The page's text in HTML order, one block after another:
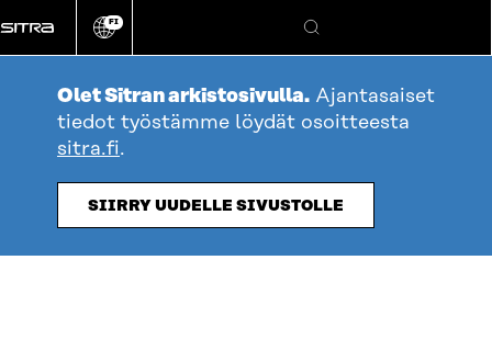
suoraan
sisältöön
Vaihda
kieli
FI
Hae
Olet Sitran arkistosivulla. Ajantasaiset
tiedot työstämme löydät osoitteesta
sitra.fi.
SIIRRY UUDELLE SIVUSTOLLE